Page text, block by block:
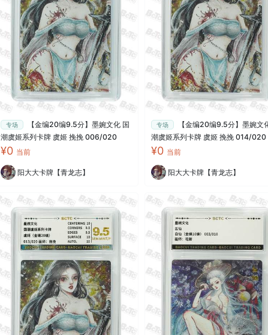
专场
【金编20编9.5分】墨婉文化 国
潮虞姬系列卡牌 虞姬 挽挽 006/020
¥0 当前
阳大大卡牌【青龙志】
专场
【金编20编9.5分】墨婉文
潮虞姬系列卡牌 虞姬 挽挽 014/020
¥0 当前
阳大大卡牌【青龙志】